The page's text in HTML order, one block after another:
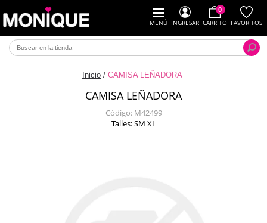
MENÚ INGRESAR
0
CARRITO FAVORITOS
Inicio / CAMISA LEÑADORA
CAMISA LEÑADORA
Código: M42499
Talles: SM XL